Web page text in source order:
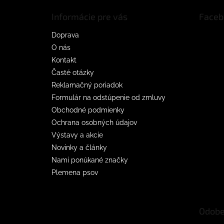
Informácie pre vás
Doprava
O nás
Kontakt
Časté otázky
Reklamačný poriadok
Formulár na odstúpenie od zmluvy
Obchodné podmienky
Ochrana osobných údajov
Výstavy a akcie
Novinky a články
Nami ponúkané značky
Plemena psov